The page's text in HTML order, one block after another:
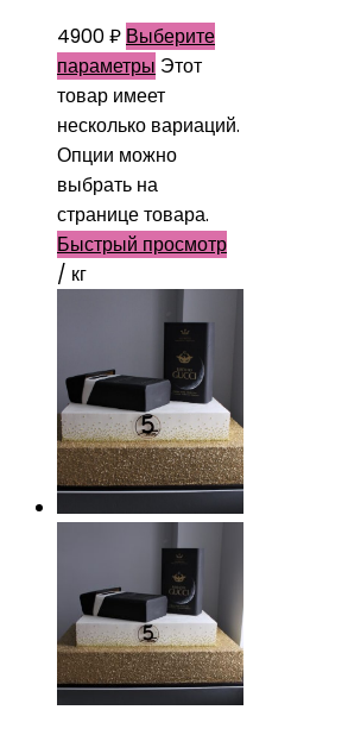
4900₽ Выберите
параметры Этот
товар имеет
несколько вариаций.
Опции можно
выбрать на
странице товара.
Быстрый просмотр
/ кг